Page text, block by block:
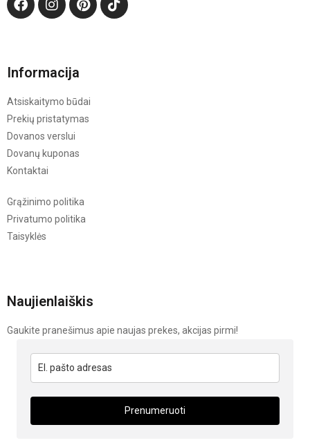
Informacija
Atsiskaitymo būdai
Prekių pristatymas
Dovanos verslui
Dovanų kuponas
Kontaktai
Grąžinimo politika
Privatumo politika
Taisyklės
Naujienlaiškis
Gaukite pranešimus apie naujas prekes, akcijas pirmi!
Prenumeruoti